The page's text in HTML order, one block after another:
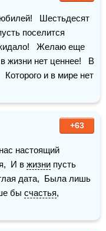
Шестьдесят
поселится
Желаю еще
Которого и в мире нет
+63
И в жизни пусть
дата,  Была лишь
бы счастья,